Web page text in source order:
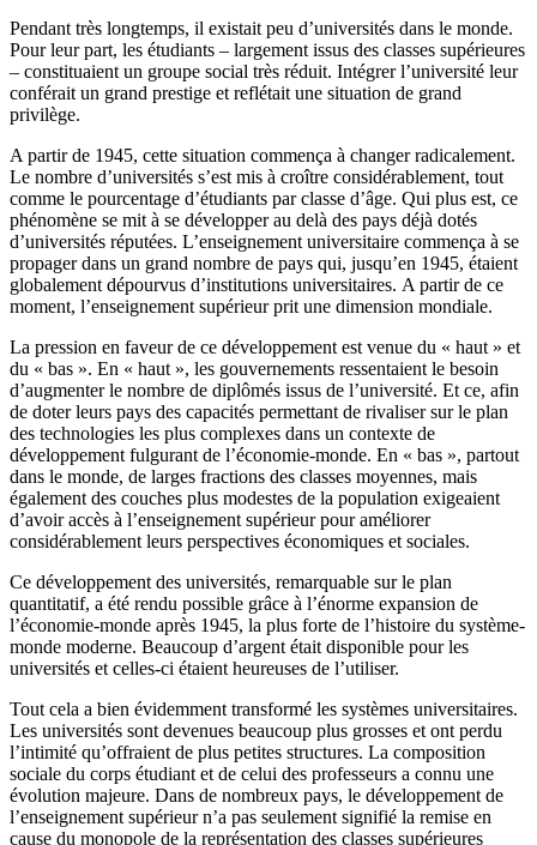
Pendant très longtemps, il existait peu d’universités dans le monde.
Pour leur part, les étudiants – largement issus des classes supérieures
– constituaient un groupe social très réduit. Intégrer l’université leur
conférait un grand prestige et reflétait une situation de grand
privilège.
A partir de 1945, cette situation commença à changer radicalement.
Le nombre d’universités s’est mis à croître considérablement, tout
comme le pourcentage d’étudiants par classe d’âge. Qui plus est, ce
phénomène se mit à se développer au delà des pays déjà dotés
d’universités réputées. L’enseignement universitaire commença à se
propager dans un grand nombre de pays qui, jusqu’en 1945, étaient
globalement dépourvus d’institutions universitaires. A partir de ce
moment, l’enseignement supérieur prit une dimension mondiale.
La pression en faveur de ce développement est venue du « haut » et
du « bas ». En « haut », les gouvernements ressentaient le besoin
d’augmenter le nombre de diplômés issus de l’université. Et ce, afin
de doter leurs pays des capacités permettant de rivaliser sur le plan
des technologies les plus complexes dans un contexte de
développement fulgurant de l’économie-monde. En « bas », partout
dans le monde, de larges fractions des classes moyennes, mais
également des couches plus modestes de la population exigeaient
d’avoir accès à l’enseignement supérieur pour améliorer
considérablement leurs perspectives économiques et sociales.
Ce développement des universités, remarquable sur le plan
quantitatif, a été rendu possible grâce à l’énorme expansion de
l’économie-monde après 1945, la plus forte de l’histoire du système-
monde moderne. Beaucoup d’argent était disponible pour les
universités et celles-ci étaient heureuses de l’utiliser.
Tout cela a bien évidemment transformé les systèmes universitaires.
Les universités sont devenues beaucoup plus grosses et ont perdu
l’intimité qu’offraient de plus petites structures. La composition
sociale du corps étudiant et de celui des professeurs a connu une
évolution majeure. Dans de nombreux pays, le développement de
l’enseignement supérieur n’a pas seulement signifié la remise en
cause du monopole de la représentation des classes supérieures